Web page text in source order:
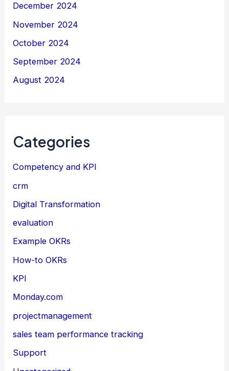
December 2024
November 2024
October 2024
September 2024
August 2024
Categories
Competency and KPI
crm
Digital Transformation
evaluation
Example OKRs
How-to OKRs
KPI
Monday.com
projectmanagement
sales team performance tracking
Support